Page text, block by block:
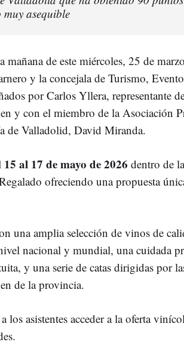
asequible
mañana de este miércoles, 25 de
y la concejala de Turismo,
por Carlos Yllera, representante
y con el miembro de la Asociación
de Valladolid, David Miranda.
15 al 17 de mayo de 2026 dentro de
ofreciendo una propuesta
una amplia selección de vinos de
nacional y mundial, una cuidada
y una serie de catas dirigidas por
de la provincia.
los asistentes acceder a la oferta